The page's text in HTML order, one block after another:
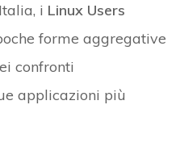
i Linux Users
forme aggregative
confronti
applicazioni più